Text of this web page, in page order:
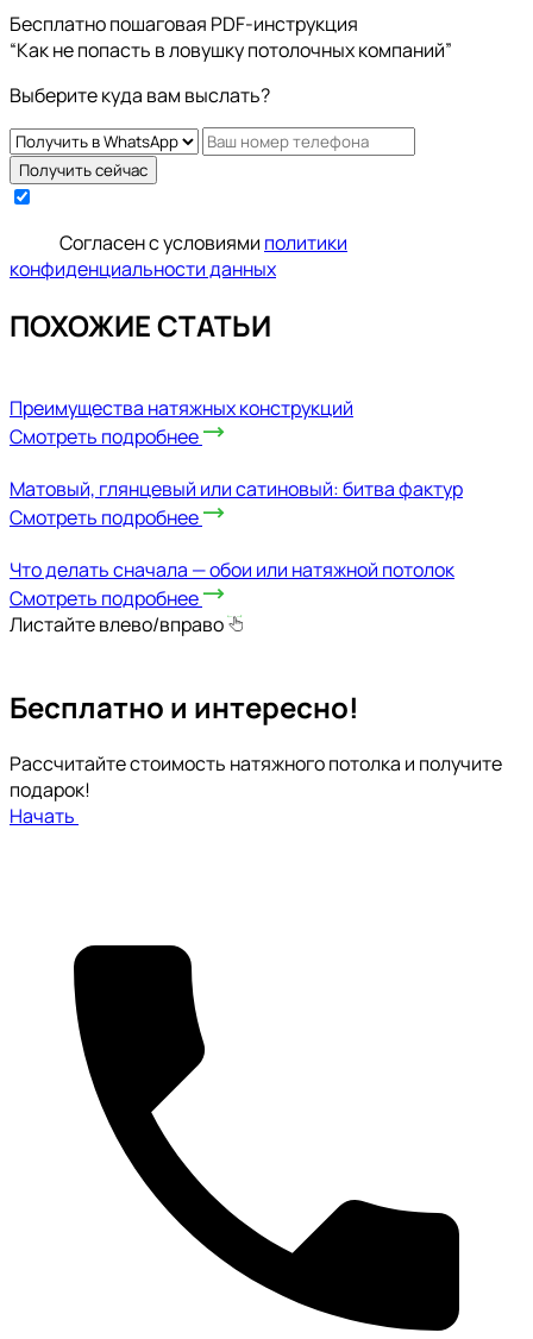
Бесплатно пошаговая PDF-инструкция
“Как не попасть в ловушку потолочных компаний”
Выберите куда вам выслать?
Получить сейчас
Cогласен с условиями политики
конфиденциальности данных
ПОХОЖИЕ СТАТЬИ
Преимущества натяжных конструкций
Смотреть подробнее
Матовый, глянцевый или сатиновый: битва фактур
Смотреть подробнее
Что делать сначала — обои или натяжной потолок
Смотреть подробнее
Листайте влево/вправо
Бесплатно и интересно!
Рассчитайте стоимость натяжного потолка и получите
подарок!
Начать